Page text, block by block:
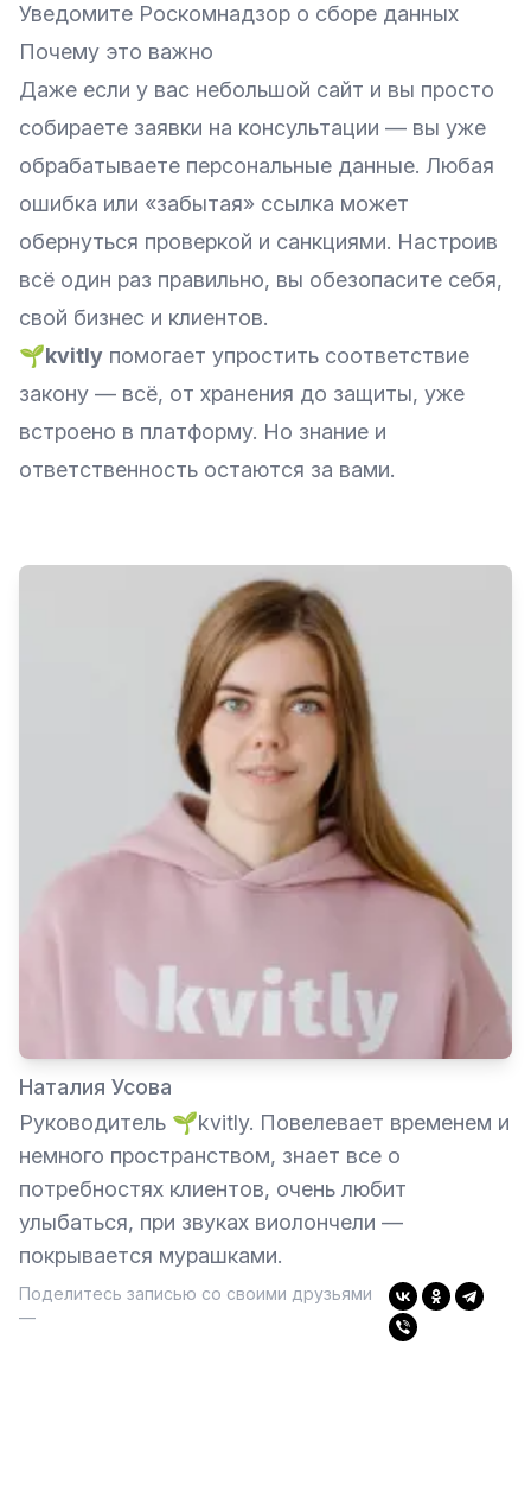
Уведомите Роскомнадзор о сборе данных
Почему это важно
Даже если у вас небольшой сайт и вы просто
собираете заявки на консультации — вы уже
обрабатываете персональные данные. Любая
ошибка или «забытая» ссылка может
обернуться проверкой и санкциями. Настроив
всё один раз правильно, вы обезопасите себя,
свой бизнес и клиентов.
🌱kvitly помогает упростить соответствие
закону — всё, от хранения до защиты, уже
встроено в платформу. Но знание и
ответственность остаются за вами.
Наталия Усова
Руководитель 🌱kvitly. Повелевает временем и
немного пространством, знает все о
потребностях клиентов, очень любит
улыбаться, при звуках виолончели —
покрывается мурашками.
Поделитесь записью со своими друзьями
—